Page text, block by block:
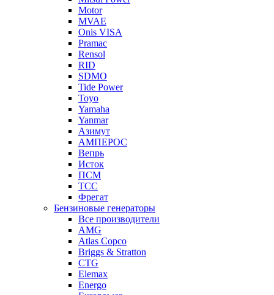
Motor
MVAE
Onis VISA
Pramac
Rensol
RID
SDMO
Tide Power
Toyo
Yamaha
Yanmar
Азимут
АМПЕРОС
Вепрь
Исток
ПСМ
ТСС
Фрегат
Бензиновые генераторы
Все производители
AMG
Atlas Copco
Briggs & Stratton
CTG
Elemax
Energo